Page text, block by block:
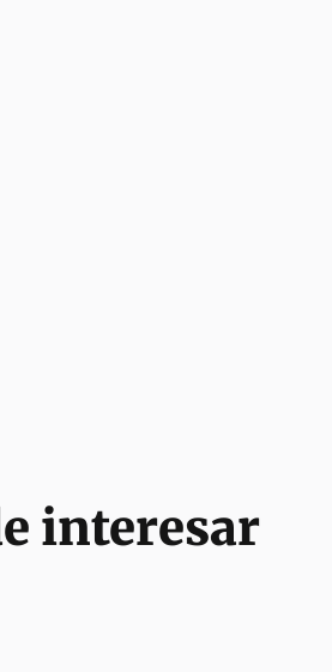
interesar